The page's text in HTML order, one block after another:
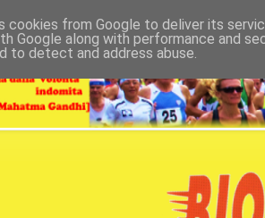
cookies from Google to deliver its
Google along with performance and
to detect and address abuse.